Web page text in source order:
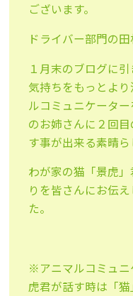
ございます。
ドライバー部門の田
１月末のブログに
気持ちをもっとよ
ルコミュニケータ
のお姉さんに２回
す事が出来る素晴ら
わが家の猫「景虎
りを皆さんにお伝
た。
※アニマルコミュニ
虎君が話す時は「猫